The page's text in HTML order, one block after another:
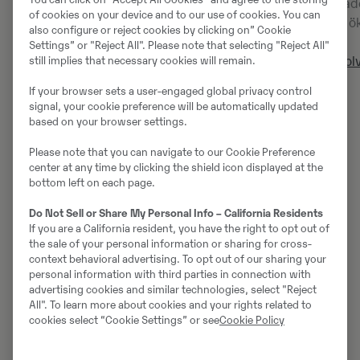
underhåll och
Läs mer om
Är Swecon en auktoriserad Volvo Penta‑verkstad?
Ja, Swecon är en auktoriserad partner och verkstad
för Volvo Penta i Sverige. Våra tekniker är utbildade
enligt Volvo Pentas riktlinjer och arbetar med
originalreservdelar.
of cookies on your device and to our use of cookies. You can
also configure or reject cookies by clicking on” Cookie
Settings” or "Reject All". Please note that selecting "Reject All"
still implies that necessary cookies will remain.
If your browser sets a user-engaged global privacy control
signal, your cookie preference will be automatically updated
based on your browser settings.
Please note that you can navigate to our Cookie Preference
center at any time by clicking the shield icon displayed at the
bottom left on each page.
Do Not Sell or Share My Personal Info – California Residents
If you are a California resident, you have the right to opt out of
the sale of your personal information or sharing for cross-
context behavioral advertising. To opt out of our sharing your
personal information with third parties in connection with
advertising cookies and similar technologies, select "Reject
All". To learn more about cookies and your rights related to
cookies select “Cookie Settings” or seeCookie Policy